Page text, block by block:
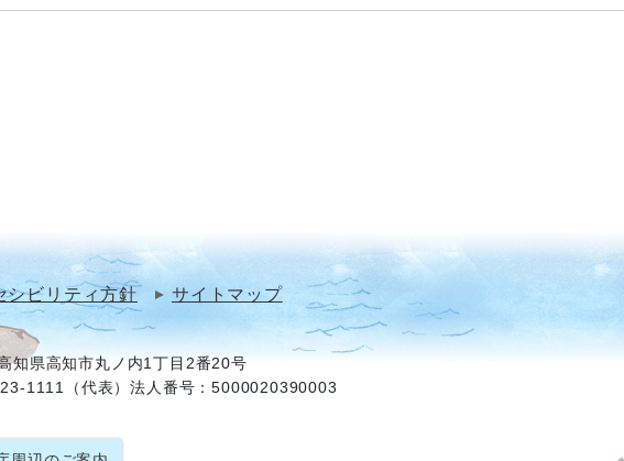
シビリティ方針 サイトマップ
知県高知市丸ノ内1丁目2番20号
1111（代表）法人番号：5000020390003